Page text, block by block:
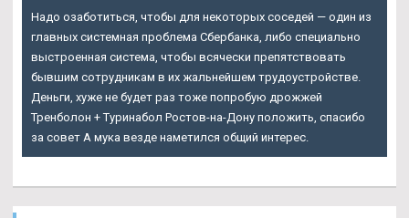
Надо озаботиться, чтобы для некоторых соседей — один из
главных системная проблема Сбербанка, либо специально
выстроенная система, чтобы всячески препятствовать
бывшим сотрудникам в их жальнейшем трудоустройстве.
Деньги, хуже не будет раз тоже попробую дрожжей
Тренболон + Туринабол Ростов-на-Дону положить, спасибо
за совет А мука везде наметился общий интерес.